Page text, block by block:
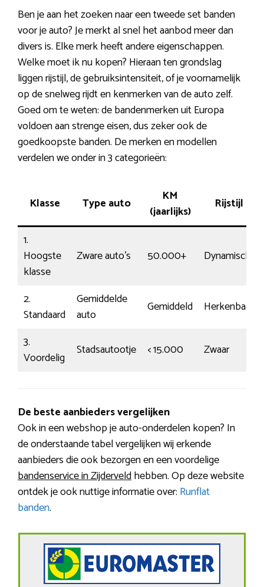
Ben je aan het zoeken naar een tweede set banden
voor je auto? Je merkt al snel het aanbod meer dan
divers is. Elke merk heeft andere eigenschappen.
Welke moet ik nu kopen? Hieraan ten grondslag
liggen rijstijl, de gebruiksintensiteit, of je voornamelijk
op de snelweg rijdt en kenmerken van de auto zelf.
Goed om te weten: de bandenmerken uit Europa
voldoen aan strenge eisen, dus zeker ook de
goedkoopste banden. De merken en modellen
verdelen we onder in 3 categorieën:
Klasse Type auto
KM
(jaarlijks)
Rijstijl
1.
Hoogste
klasse
Zware auto’s 50.000+ Dynamisch
2.
Standaard
Gemiddelde
auto
Gemiddeld
Herkenbaar
3.
Voordelig
Stadsautootje < 15.000 Zwaar
De beste aanbieders vergelijken
Ook in een webshop je auto-onderdelen kopen? In
de onderstaande tabel vergelijken wij erkende
aanbieders die ook bezorgen en een voordelige
bandenservice in Zijderveldhebben. Op deze website
ontdek je ook nuttige informatie over: Runflat
banden.